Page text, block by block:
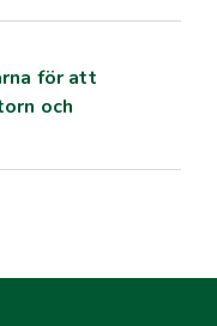
för att
och